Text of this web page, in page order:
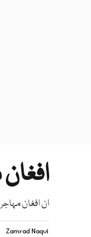
ان افغان
Zamrad Naqvi